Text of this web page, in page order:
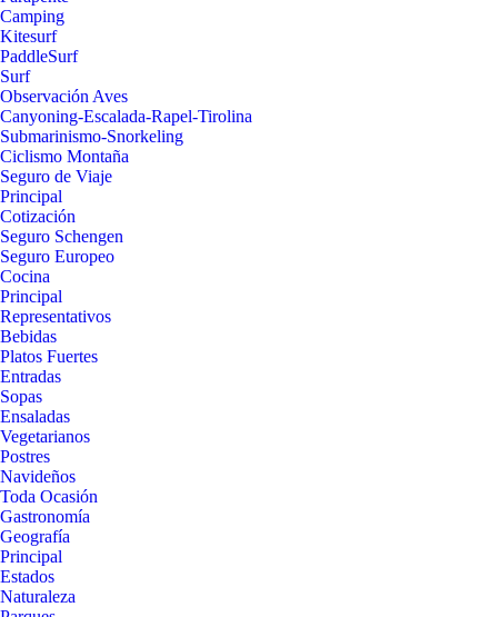
Camping
Kitesurf
PaddleSurf
Surf
Observación Aves
Canyoning-Escalada-Rapel-Tirolina
Submarinismo-Snorkeling
Ciclismo Montaña
Seguro de Viaje
Principal
Cotización
Seguro Schengen
Seguro Europeo
Cocina
Principal
Representativos
Bebidas
Platos Fuertes
Entradas
Sopas
Ensaladas
Vegetarianos
Postres
Navideños
Toda Ocasión
Gastronomía
Geografía
Principal
Estados
Naturaleza